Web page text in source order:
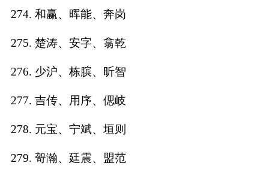
274. 和赢、晖能、奔岗
275. 楚涛、安字、翕乾
276. 少沪、栋膑、昕智
277. 吉传、用序、偲岐
278. 元宝、宁斌、垣则
279. 哿瀚、廷震、盟范